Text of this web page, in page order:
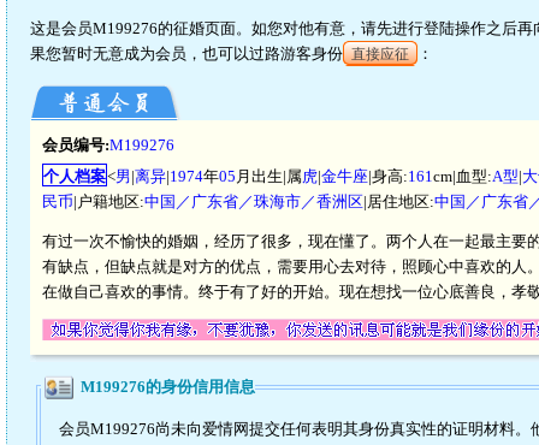
这是会员M199276的征婚页面。如您对他有意，请先进行登陆操作之后
果您暂时无意成为会员，也可以过路游客身份 直接应征 ：
会员编号:M199276
个人档案<男|离异|1974年05 月出生|属虎|金牛座|身高:161cm|血型:A型|
民币|户籍地区:中国／广东省／珠海市／香洲区|居住地区:中国／广东省
有过一次不愉快的婚姻，经历了很多，现在懂了。两个人在一起最主
有缺点，但缺点就是对方的优点，需要用心去对待，照顾心中喜欢的
在做自己喜欢的事情。终于有了好的开始。现在想找一位心底善良，孝
M199276的身份信用信息
会员M199276尚未向爱情网提交任何表明其身份真实性的证明材料。